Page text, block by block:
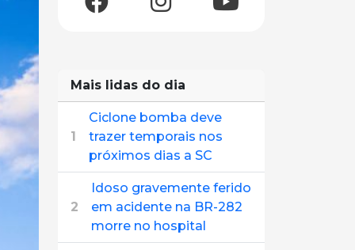
Mais lidas do dia
1
Ciclone bomba deve
trazer temporais nos
próximos dias a SC
2
Idoso gravemente ferido
em acidente na BR-282
morre no hospital